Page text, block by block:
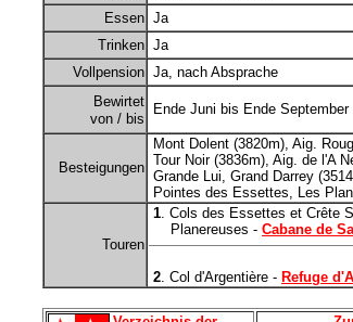
Essen Ja
Trinken Ja
Vollpension Ja, nach Absprache
Bewirtet
von / bis
Ende Juni bis Ende September
Besteigungen
Mont Dolent (3820m), Aig.
Tour Noir (3836m), Aig. de l'A
Grande Lui, Grand Darrey
Pointes des Essettes, Les
Touren
1. Cols des Essettes et Crête
Planereuses - Cabane de
2. Col d'Argentière - Refuge